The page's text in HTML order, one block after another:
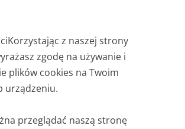
Korzystając z naszej strony
zgodę na używanie i
plików cookies na Twoim
urządzeniu.
przeglądać naszą stronę